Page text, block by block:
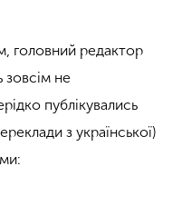
головний редактор
не
публікувались
з української)